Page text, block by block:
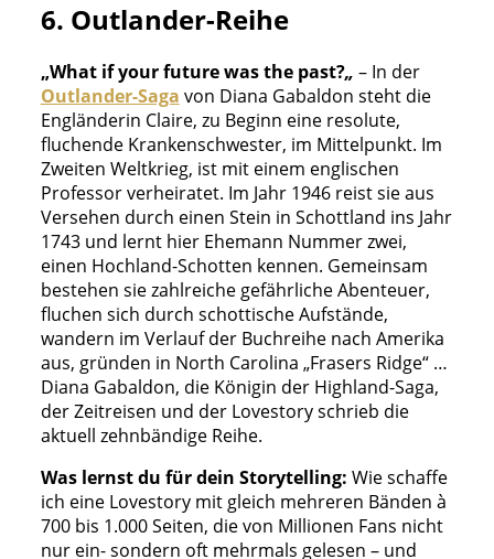
6. Outlander-Reihe
„What if your future was the past?„ – In der
Outlander-Saga von Diana Gabaldon steht die
Engländerin Claire, zu Beginn eine resolute,
fluchende Krankenschwester, im Mittelpunkt. Im
Zweiten Weltkrieg, ist mit einem englischen
Professor verheiratet. Im Jahr 1946 reist sie aus
Versehen durch einen Stein in Schottland ins Jahr
1743 und lernt hier Ehemann Nummer zwei,
einen Hochland-Schotten kennen. Gemeinsam
bestehen sie zahlreiche gefährliche Abenteuer,
fluchen sich durch schottische Aufstände,
wandern im Verlauf der Buchreihe nach Amerika
aus, gründen in North Carolina „Frasers Ridge“ …
Diana Gabaldon, die Königin der Highland-Saga,
der Zeitreisen und der Lovestory schrieb die
aktuell zehnbändige Reihe.
Was lernst du für dein Storytelling: Wie schaffe
ich eine Lovestory mit gleich mehreren Bänden à
700 bis 1.000 Seiten, die von Millionen Fans nicht
nur ein- sondern oft mehrmals gelesen – und